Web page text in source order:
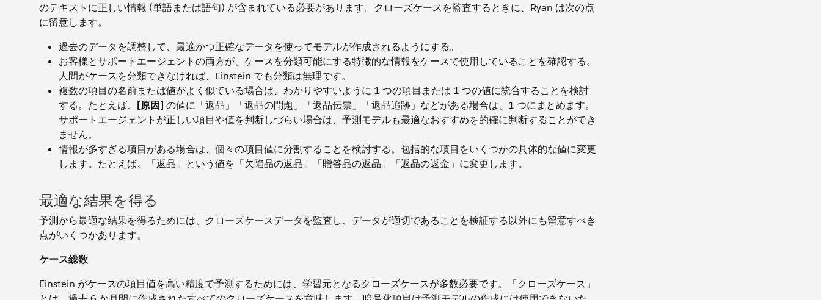
のテキストに正しい情報 (単語または語句) が含まれている必要があります。クローズケースを監査するときに、Ryan は次の点
に留意します。
過去のデータを調整して、最適かつ正確なデータを使ってモデルが作成されるようにする。
お客様とサポートエージェントの両方が、ケースを分類可能にする特徴的な情報をケースで使用していることを確認する。
人間がケースを分類できなければ、Einstein でも分類は無理です。
複数の項目の名前または値がよく似ている場合は、わかりやすいように 1 つの項目または 1 つの値に統合することを検討
する。たとえば、
[原因] の値に「返品」「返品の問題」「返品伝票」「返品追跡」などがある場合は、1 つにまとめます。
サポートエージェントが正しい項目や値を判断しづらい場合は、予測モデルも最適なおすすめを的確に判断することができ
ません。
情報が多すぎる項目がある場合は、個々の項目値に分割することを検討する。包括的な項目をいくつかの具体的な値に変更
します。たとえば、「返品」という値を「欠陥品の返品」「贈答品の返品」「返品の返金」に変更します。
最適な結果を得る
予測から最適な結果を得るためには、クローズケースデータを監査し、データが適切であることを検証する以外にも留意すべき
点がいくつかあります。
ケース総数
Einstein がケースの項目値を高い精度で予測するためには、学習元となるクローズケースが多数必要です。「クローズケース」